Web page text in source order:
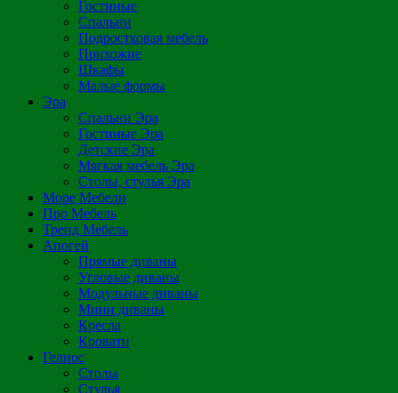
Гостиные
Спальни
Подростковая мебель
Прихожие
Шкафы
Малые формы
Эра
Спальни Эра
Гостиные Эра
Детские Эра
Мягкая мебель Эра
Столы, стулья Эра
Море Мебели
Про Мебель
Тренд Мебель
Апогей
Прямые диваны
Угловые диваны
Модульные диваны
Мини диваны
Кресла
Кровати
Гелиос
Столы
Стулья